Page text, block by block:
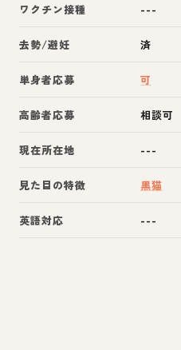
ワクチン接種 ---
去勢/避妊 済
単身者応募 可
高齢者応募 相談可
現在所在地 ---
見た目の特徴 黒猫
英語対応 ---